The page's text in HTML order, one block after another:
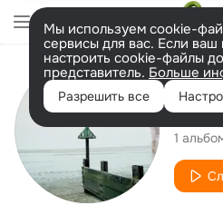
Мы используем cookie-
сервисы для вас. Если ваш
настроить cookie-файлы
представитель. Больше
Разрешить все
1